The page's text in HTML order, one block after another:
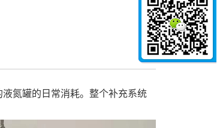
氮罐的日常消耗。整个补充系统